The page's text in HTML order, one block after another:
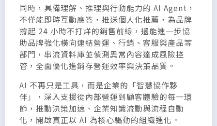
同時，具備理解、推理與行動能力的 AI Agent，
不僅能即時互動應答，推送個人化推薦，為品牌
撐起 24 小時不打烊的銷售前線，還能進一步協
助品牌強化橫向連結營運、行銷、客服與產品等
部門，串流資料庫並偵測異常內容達成風險控
管，全面優化進銷存營運效率與決策品質。
AI 不再只是工具，而是企業的「智慧協作夥
伴」，深入支援從內部營運到顧客體驗的每一環
節，推動決策加速、企業知識流動與流程自動
化，開啟真正以 AI 為核心驅動的組織進化。